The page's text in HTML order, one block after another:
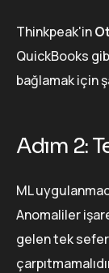
Thinkpeak'in
QuickBooks
bağlamak için
Adım 2:
ML
Anomaliler
gelen tek